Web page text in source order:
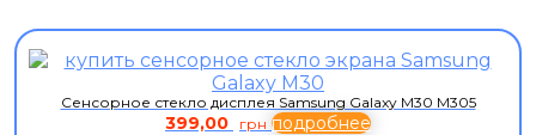
Сенсорное стекло дисплея Samsung Galaxy M30 M305
399,00 грн подробнее